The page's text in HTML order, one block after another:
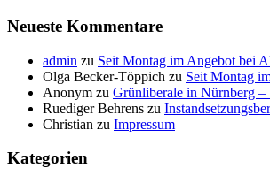
Neueste Kommentare
admin zu Seit Montag im Angebot bei
Olga Becker-Töppich zu Seit Montag
Anonym zu Grünliberale in Nürnberg –
Ruediger Behrens zu
Christian zu Impressum
Kategorien